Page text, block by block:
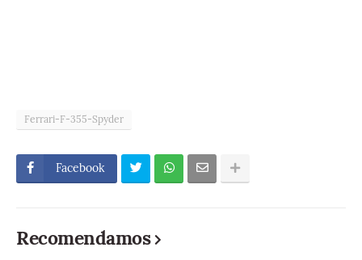
Ferrari-F-355-Spyder
Facebook
Recomendamos